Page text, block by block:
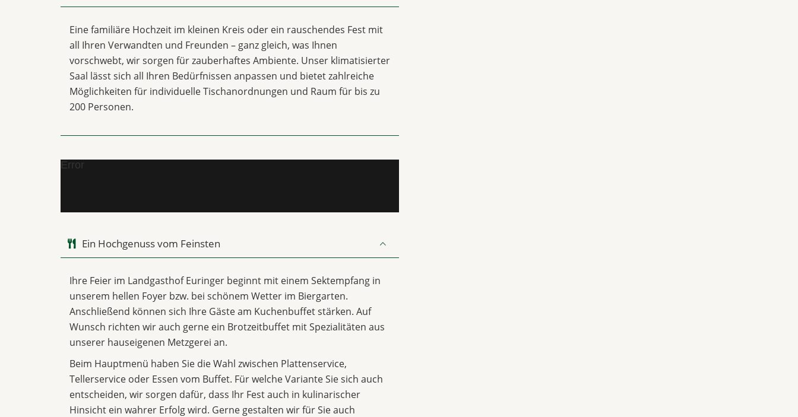
Eine familiäre Hochzeit im kleinen Kreis oder ein rauschendes Fest mit
all Ihren Verwandten und Freunden – ganz gleich, was Ihnen
vorschwebt, wir sorgen für zauberhaftes Ambiente. Unser klimatisierter
Saal lässt sich all Ihren Bedürfnissen anpassen und bietet zahlreiche
Möglichkeiten für individuelle Tischanordnungen und Raum für bis zu
200 Personen.
Error
Ein Hochgenuss vom Feinsten
Ihre Feier im Landgasthof Euringer beginnt mit einem Sektempfang in
unserem hellen Foyer bzw. bei schönem Wetter im Biergarten.
Anschließend können sich Ihre Gäste am Kuchenbuffet stärken. Auf
Wunsch richten wir auch gerne ein Brotzeitbuffet mit Spezialitäten aus
unserer hauseigenen Metzgerei an.
Beim Hauptmenü haben Sie die Wahl zwischen Plattenservice,
Tellerservice oder Essen vom Buffet. Für welche Variante Sie sich auch
entscheiden, wir sorgen dafür, dass Ihr Fest auch in kulinarischer
Hinsicht ein wahrer Erfolg wird. Gerne gestalten wir für Sie auch